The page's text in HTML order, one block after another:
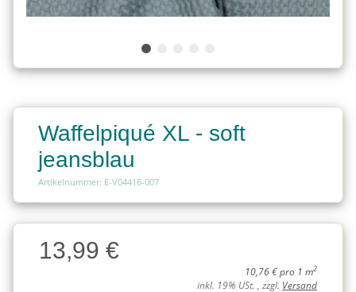
Waffelpiqué XL - soft
jeansblau
Artikelnummer: E-V04416-007
Charge
Charge13,99 €
10,76 € pro 1 m2
inkl. 19% USt. , zzgl. Versand